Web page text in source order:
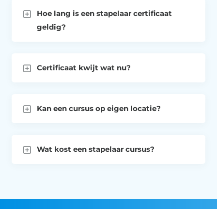
Hoe lang is een stapelaar certificaat
geldig?
Certificaat kwijt wat nu?
Kan een cursus op eigen locatie?
Wat kost een stapelaar cursus?